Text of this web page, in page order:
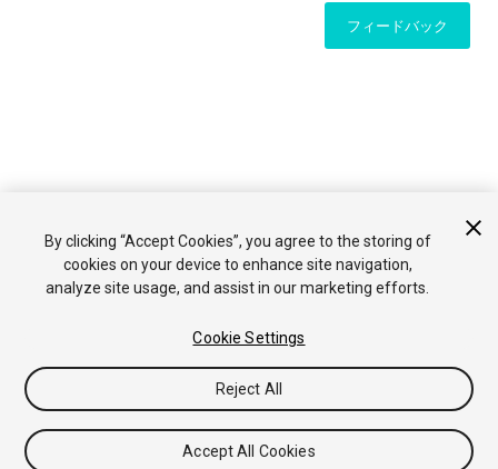
フィードバック
By clicking “Accept Cookies”, you agree to the storing of
cookies on your device to enhance site navigation,
analyze site usage, and assist in our marketing efforts.
Cookie Settings
Reject All
Accept All Cookies